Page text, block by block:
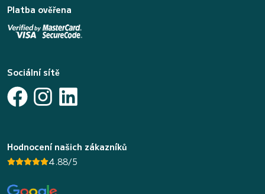
Platba ověřena
Sociální sítě
Hodnocení našich zákazníků
4.88/5